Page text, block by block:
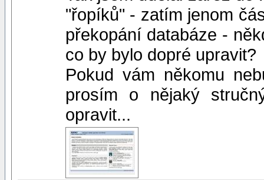
"řopíků" - zatím jenom
překopání databáze -
co by bylo dopré upravit?
Pokud vám někomu
prosím o nějaký
opravit...